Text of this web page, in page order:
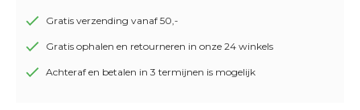
Gratis verzending vanaf 50,-
Gratis ophalen en retourneren in onze 24 winkels
Achteraf en betalen in 3 termijnen is mogelijk